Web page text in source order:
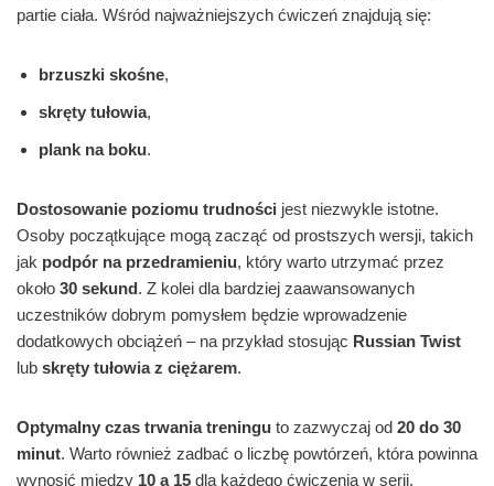
partie ciała. Wśród najważniejszych ćwiczeń znajdują się:
brzuszki skośne,
skręty tułowia,
plank na boku.
Dostosowanie poziomu trudności jest niezwykle istotne.
Osoby początkujące mogą zacząć od prostszych wersji, takich
jak podpór na przedramieniu, który warto utrzymać przez
około 30 sekund. Z kolei dla bardziej zaawansowanych
uczestników dobrym pomysłem będzie wprowadzenie
dodatkowych obciążeń – na przykład stosując Russian Twist
lub skręty tułowia z ciężarem.
Optymalny czas trwania treningu to zazwyczaj od 20 do 30
minut. Warto również zadbać o liczbę powtórzeń, która powinna
wynosić między 10 a 15 dla każdego ćwiczenia w serii.